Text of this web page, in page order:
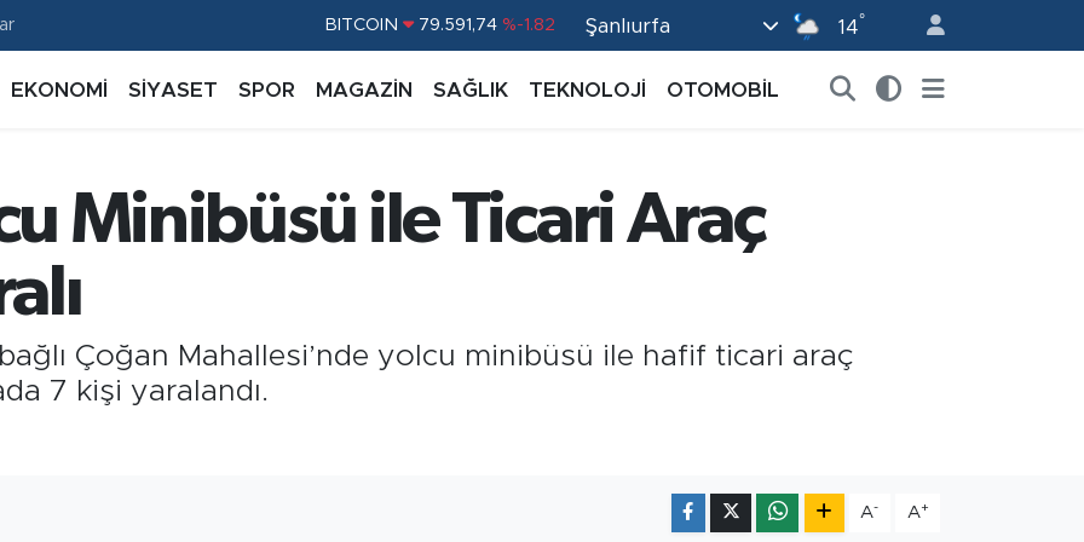
BITCOIN 79.591,74 %-1.82
G.ALTIN 6862,09000
BİST100 14.598,00 %0
Şanlıurfa 14°
EKONOMİ SİYASET SPOR MAGAZİN SAĞLIK TEKNOLOJİ OTOMOBİL
Minibüsü ile Ticari Araç
bağlı Çoğan Mahallesi’nde yolcu minibüsü ile hafif ticari araç
7 kişi yaralandı.
A- A+